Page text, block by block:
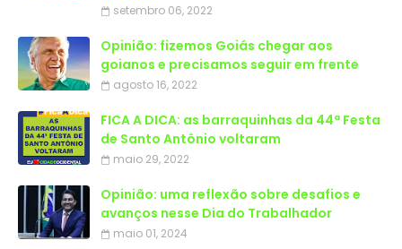
setembro 06, 2022
Opinião: fizemos Goiás chegar aos
goianos e precisamos seguir em frente
agosto 16, 2022
FICA A DICA: as barraquinhas da 44ª Festa
de Santo Antônio voltaram
maio 29, 2022
Opinião: uma reflexão sobre desafios e
avanços nesse Dia do Trabalhador
maio 01, 2024